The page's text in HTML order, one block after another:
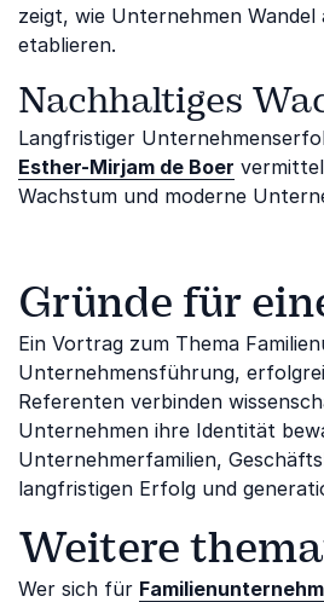
zeigt, wie Unternehmen
etablieren.
Nachhaltiges
Langfristiger
Esther-Mirjam de Boer
Wachstum und moderne
Gründe für
Ein Vortrag zum Thema
Unternehmensführung,
Referenten verbinden
Unternehmen ihre Identität
Unternehmerfamilien,
langfristigen Erfolg und
Weitere
Wer sich für